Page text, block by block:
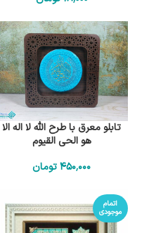
تابلو معرق با طرح الله لا اله الا
هو الحي القيوم
450٬000تومان
اتمام
موجودی